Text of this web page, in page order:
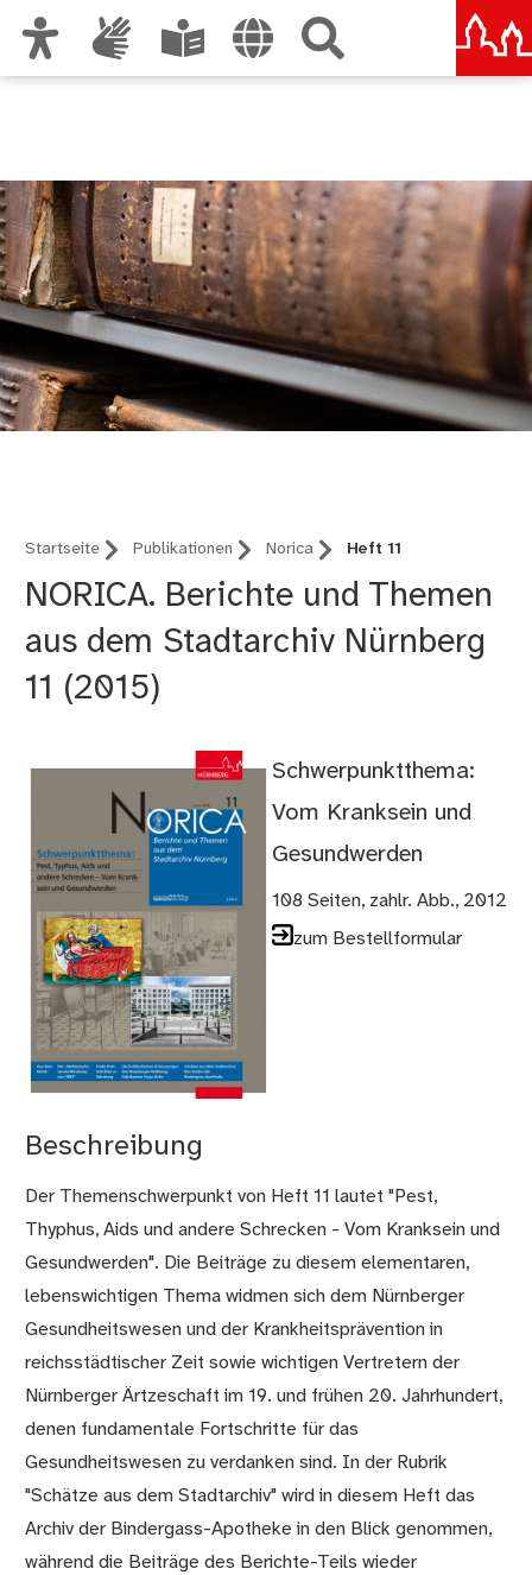
Startseite Publikationen Norica Heft 11
NORICA. Berichte und Themen
aus dem Stadtarchiv Nürnberg
11 (2015)
Schwerpunktthema:
Vom Kranksein und
Gesundwerden
108 Seiten, zahlr. Abb., 2012
zum Bestellformular
Beschreibung
Der Themenschwerpunkt von Heft 11 lautet "Pest,
Thyphus, Aids und andere Schrecken - Vom Kranksein und
Gesundwerden". Die Beiträge zu diesem elementaren,
lebenswichtigen Thema widmen sich dem Nürnberger
Gesundheitswesen und der Krankheitsprävention in
reichsstädtischer Zeit sowie wichtigen Vertretern der
Nürnberger Ärtzeschaft im 19. und frühen 20. Jahrhundert,
denen fundamentale Fortschritte für das
Gesundheitswesen zu verdanken sind. In der Rubrik
"Schätze aus dem Stadtarchiv" wird in diesem Heft das
Archiv der Bindergass-Apotheke in den Blick genommen,
während die Beiträge des Berichte-Teils wieder